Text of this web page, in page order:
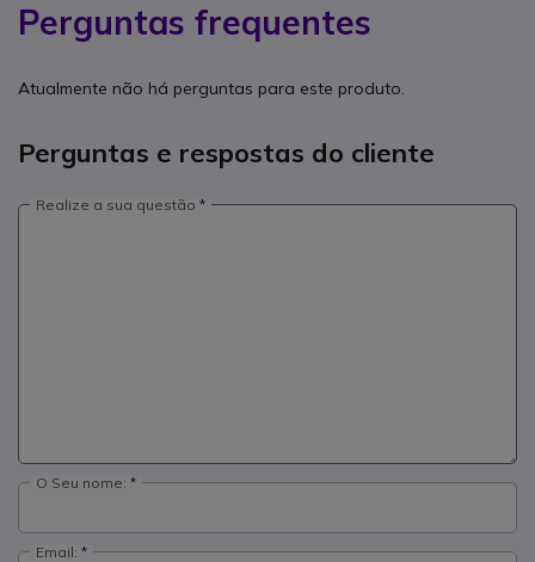
Perguntas frequentes
Atualmente não há perguntas para este produto.
Perguntas e respostas do cliente
Realize a sua questão
O Seu nome:
Email: